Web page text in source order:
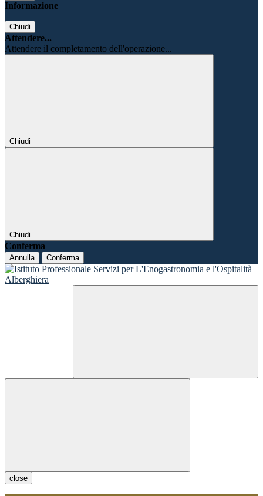
Informazione
Chiudi
Attendere...
Attendere il completamento dell'operazione...
Chiudi
Chiudi
Conferma
Annulla Conferma
close